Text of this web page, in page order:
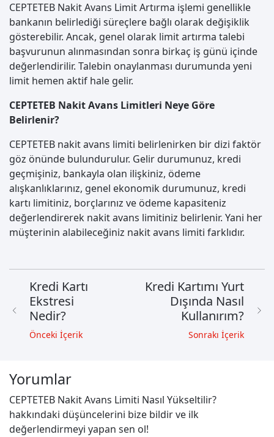
CEPTETEB Nakit Avans Limit Artırma işlemi genellikle
bankanın belirlediği süreçlere bağlı olarak değişiklik
gösterebilir. Ancak, genel olarak limit artırma talebi
başvurunun alınmasından sonra birkaç iş günü içinde
değerlendirilir. Talebin onaylanması durumunda yeni
limit hemen aktif hale gelir.
CEPTETEB Nakit Avans Limitleri Neye Göre
Belirlenir?
CEPTETEB nakit avans limiti belirlenirken bir dizi faktör
göz önünde bulundurulur. Gelir durumunuz, kredi
geçmişiniz, bankayla olan ilişkiniz, ödeme
alışkanlıklarınız, genel ekonomik durumunuz, kredi
kartı limitiniz, borçlarınız ve ödeme kapasiteniz
değerlendirerek nakit avans limitiniz belirlenir. Yani her
müşterinin alabileceğiniz nakit avans limiti farklıdır.
Kredi Kartı
Ekstresi
Nedir?
Önceki İçerik
Kredi Kartımı Yurt
Dışında Nasıl
Kullanırım?
Sonrakı İçerik
Yorumlar
CEPTETEB Nakit Avans Limiti Nasıl Yükseltilir?
hakkındaki düşüncelerini bize bildir ve ilk
değerlendirmeyi yapan sen ol!